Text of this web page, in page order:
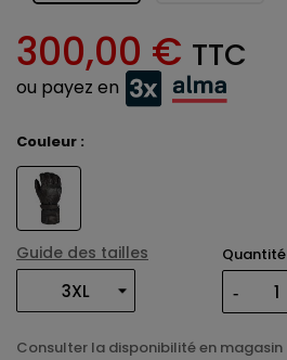
300,00 € TTC
ou payez en
Couleur :
Guide des tailles Quantité
Consulter la disponibilité en magasin